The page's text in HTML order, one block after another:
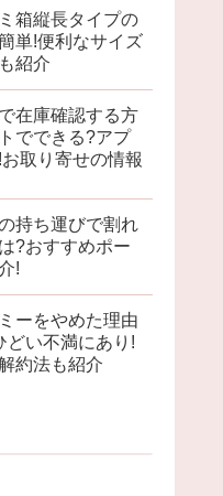
箱縦長タイプの
単!便利なサイズ
紹介
在庫確認する方
でできる?アプ
取り寄せの情報
持ち運びで割れ
?おすすめポー
!
ーをやめた理由
どい不満にあり!
約法も紹介